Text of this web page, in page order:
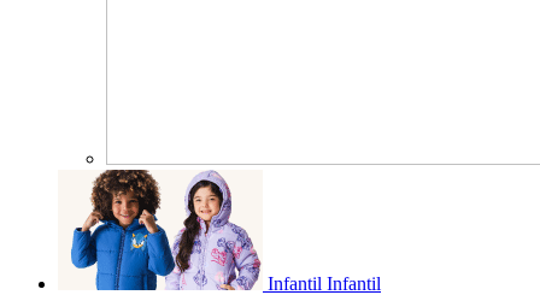
Infantil Infantil